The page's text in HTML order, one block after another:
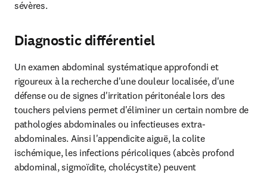
sévères.
Diagnostic différentiel
Un examen abdominal systématique approfondi et
rigoureux à la recherche d'une douleur localisée, d'une
défense ou de signes d'irritation péritonéale lors des
touchers pelviens permet d'éliminer un certain nombre de
pathologies abdominales ou infectieuses extra-
abdominales. Ainsi l'appendicite aiguë, la colite
ischémique, les infections péricoliques (abcès profond
abdominal, sigmoïdite, cholécystite) peuvent